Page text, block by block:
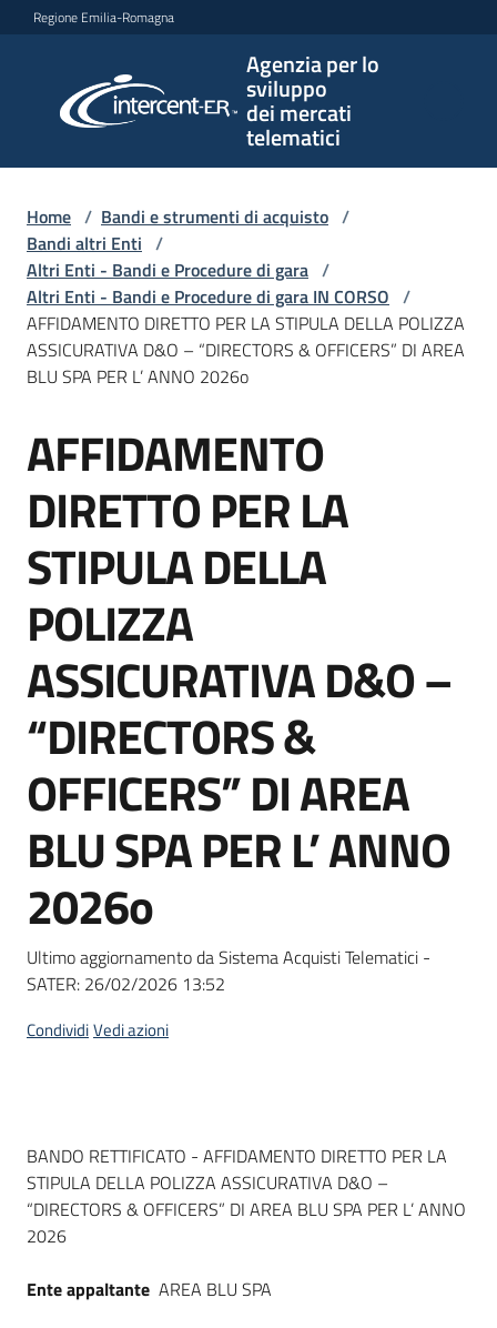
Vai al contenuto
Vai alla navigazione
Vai al footer
Regione Emilia-Romagna
Agenzia per lo
sviluppo
dei mercati
telematici
per lo
sviluppo
telematici
L'Agenzia
e
strumenti
acquisto
Supporto
Piattaforme
telematiche
English
site
su
Home / Bandi e strumenti di acquisto /
Bandi altri Enti /
Altri Enti - Bandi e Procedure di gara /
Altri Enti - Bandi e Procedure di gara IN CORSO /
AFFIDAMENTO DIRETTO PER LA STIPULA DELLA POLIZZA
ASSICURATIVA D&O – “DIRECTORS & OFFICERS” DI AREA
BLU SPA PER L’ ANNO 2026o
Salta al contenuto
AFFIDAMENTO
DIRETTO PER LA
STIPULA DELLA
POLIZZA
ASSICURATIVA D&O –
“DIRECTORS &
OFFICERS” DI AREA
BLU SPA PER L’ ANNO
2026o
Ultimo aggiornamento da Sistema Acquisti Telematici -
SATER: 26/02/2026 13:52
CondividiVedi azioni
Dati del bando
BANDO RETTIFICATO - AFFIDAMENTO DIRETTO PER LA
STIPULA DELLA POLIZZA ASSICURATIVA D&O –
“DIRECTORS & OFFICERS” DI AREA BLU SPA PER L’ ANNO
2026
Ente appaltante AREA BLU SPA